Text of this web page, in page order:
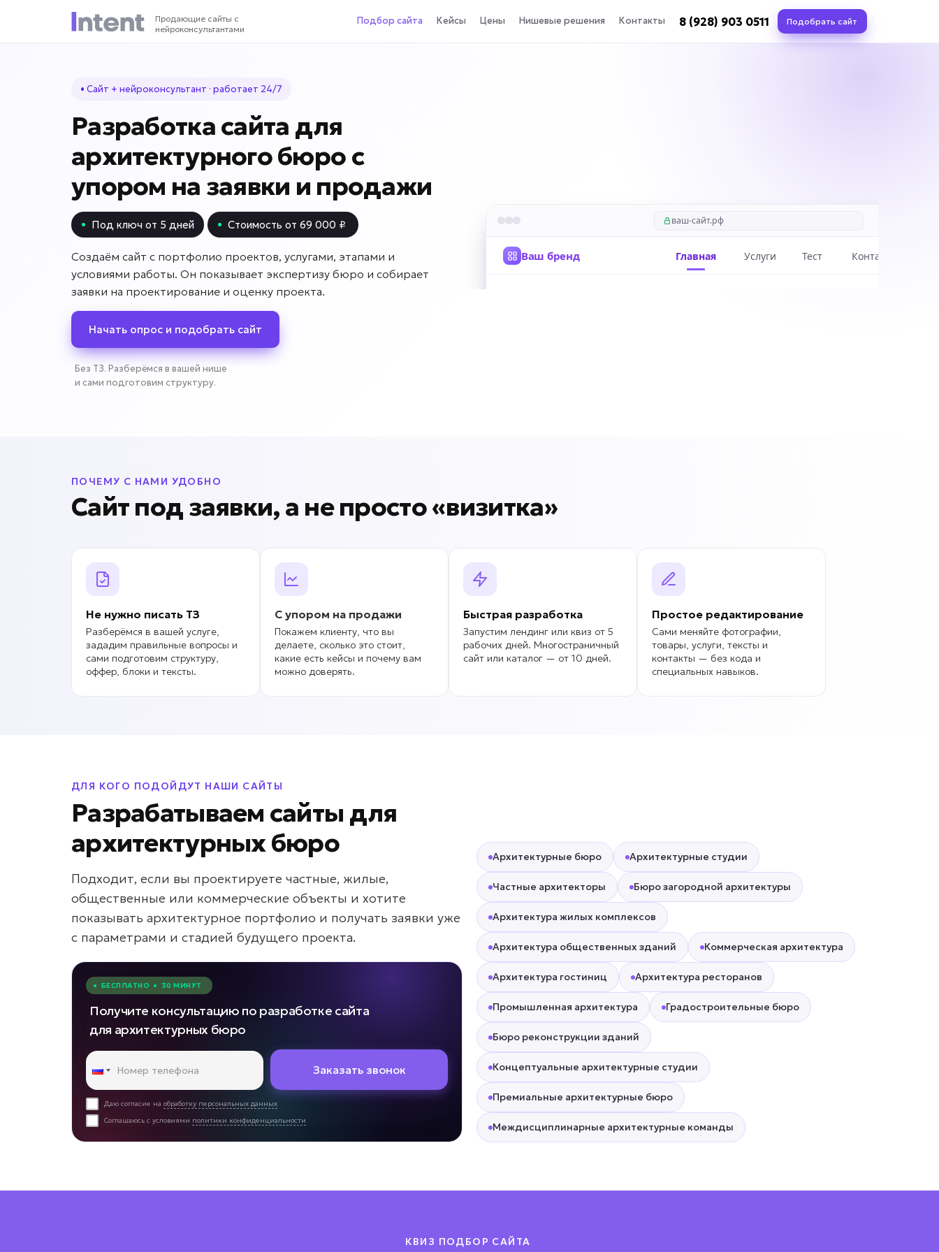
Продающие сайты с
нейроконсультантами
Подбор сайта Кейсы Цены Нишевые решения Контакты 8 (928) 903 0511 Подобрать сайт
• Сайт + нейроконсультант · работает 24/7
Разработка сайта для
архитектурного бюро с
упором на заявки и продажи
• Под ключ от 5 дней • Стоимость от 69 000 ₽
Создаём сайт с портфолио проектов, услугами, этапами и
условиями работы. Он показывает экспертизу бюро и собирает
заявки на проектирование и оценку проекта.
Начать опрос и подобрать сайт
Без ТЗ. Разберёмся в вашей нише
и сами подготовим структуру.
ПОЧЕМУ С НАМИ УДОБНО
Сайт под заявки, а не просто «визитка»
Не нужно писать ТЗ
Разберёмся в вашей услуге,
зададим правильные вопросы и
сами подготовим структуру,
оффер, блоки и тексты.
С упором на продажи
Покажем клиенту, что вы
делаете, сколько это стоит,
какие есть кейсы и почему вам
можно доверять.
Быстрая разработка
Запустим лендинг или квиз от 5
рабочих дней. Многостраничный
сайт или каталог — от 10 дней.
Простое редактирование
Сами меняйте фотографии,
товары, услуги, тексты и
контакты — без кода и
специальных навыков.
ДЛЯ КОГО ПОДОЙДУТ НАШИ САЙТЫ
Разрабатываем сайты для
архитектурных бюро
Подходит, если вы проектируете частные, жилые,
общественные или коммерческие объекты и хотите
показывать архитектурное портфолио и получать заявки уже
с параметрами и стадией будущего проекта.
• БЕСПЛАТНО • 30 МИНУТ
Получите консультацию по разработке сайта
для архитектурных бюро
Заказать звонок
Даю согласие на обработку персональных данных
Соглашаюсь с условиями политики конфиденциальности
Архитектурные бюро Архитектурные студии
Частные архитекторы Бюро загородной архитектуры
Архитектура жилых комплексов
Архитектура общественных зданий Коммерческая архитектура
Архитектура гостиниц Архитектура ресторанов
Промышленная архитектура Градостроительные бюро
Бюро реконструкции зданий
Концептуальные архитектурные студии
Премиальные архитектурные бюро
Междисциплинарные архитектурные команды
КВИЗ ПОДБОР САЙТА